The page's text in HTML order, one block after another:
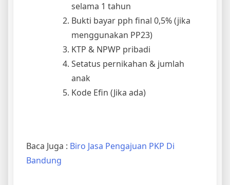
selama 1 tahun
Bukti bayar pph final 0,5% (jika
menggunakan PP23)
KTP & NPWP pribadi
Setatus pernikahan & jumlah
anak
Kode Efin (Jika ada)
Baca Juga : Biro Jasa Pengajuan PKP Di
Bandung